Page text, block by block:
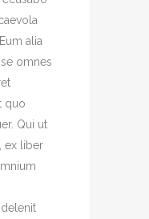
alia
omnes
quo
Qui ut
ex liber